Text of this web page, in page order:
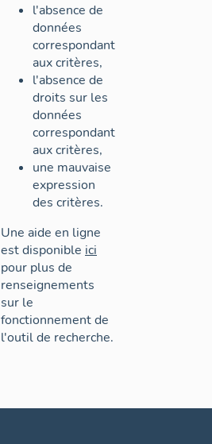
l'absence de
données
correspondant
aux critères,
l'absence de
droits sur les
données
correspondant
aux critères,
une mauvaise
expression
des critères.
Une aide en ligne
est disponible ici
pour plus de
renseignements
sur le
fonctionnement de
l'outil de recherche.